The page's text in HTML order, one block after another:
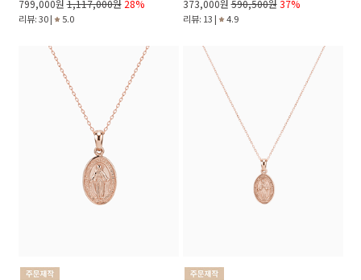
799,000원 1,117,000원 28%
리뷰: 30 | 5.0
373,000원 590,500원 37%
리뷰: 13 | 4.9